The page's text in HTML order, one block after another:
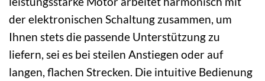
der elektronischen Schaltung zusammen, um
Ihnen stets die passende Unterstützung zu
liefern, sei es bei steilen Anstiegen oder auf
langen, flachen Strecken. Die intuitive Bedienung